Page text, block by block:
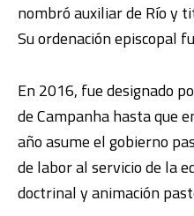
nombró auxiliar de Río y
Su ordenación episcopal
En 2016, fue designado
de Campanha hasta que
año asume el gobierno
de labor al servicio de la
doctrinal y animación